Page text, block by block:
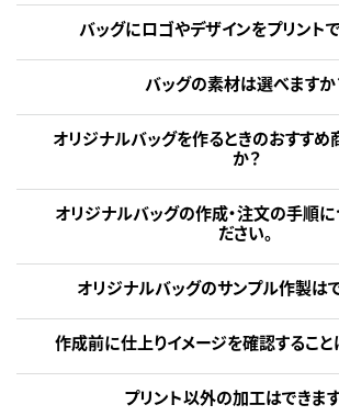
バッグにロゴやデザインをプリント
バッグの素材は選べますか
オリジナルバッグを作るときのおすすめ
か？
オリジナルバッグの作成・注文の手順に
ださい。
オリジナルバッグのサンプル作製は
作成前に仕上りイメージを確認すること
プリント以外の加工はできま